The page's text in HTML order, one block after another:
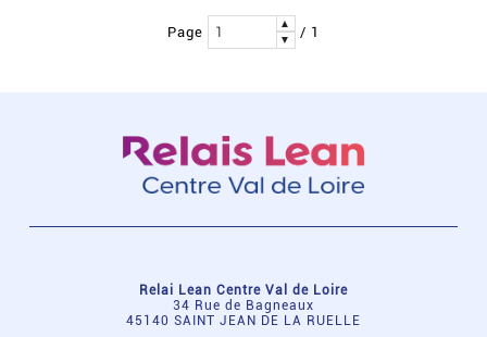
Page
▲
▼
/ 1
Relai Lean Centre Val de Loire
34 Rue de Bagneaux
45140 SAINT JEAN DE LA RUELLE